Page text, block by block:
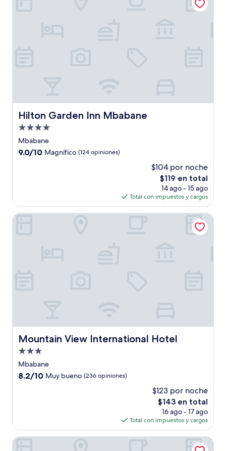
Hilton Garden Inn Mbabane
Hilton Garden Inn Mbabane
Propiedad
de
4.0
Mbabane
9.0
9.0/10 Magnífico (124 opiniones)
$104 por noche
El
precio
actual
es
de
$119 en total
14 ago - 15 ago
Total con impuestos y cargos
Mountain View International Hotel
Mountain View International Hotel
Propiedad
de
3.0
Mbabane
8.2
opiniones)
8.2/10 Muy bueno (236 opiniones)
$123 por noche
El
precio
actual
es
de
$143 en total
16 ago - 17 ago
Total con impuestos y cargos
Mountain View International Hotel
The Place Guest House